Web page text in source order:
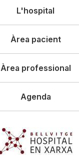
L'hospital
Àrea pacient
Àrea professional
Agenda